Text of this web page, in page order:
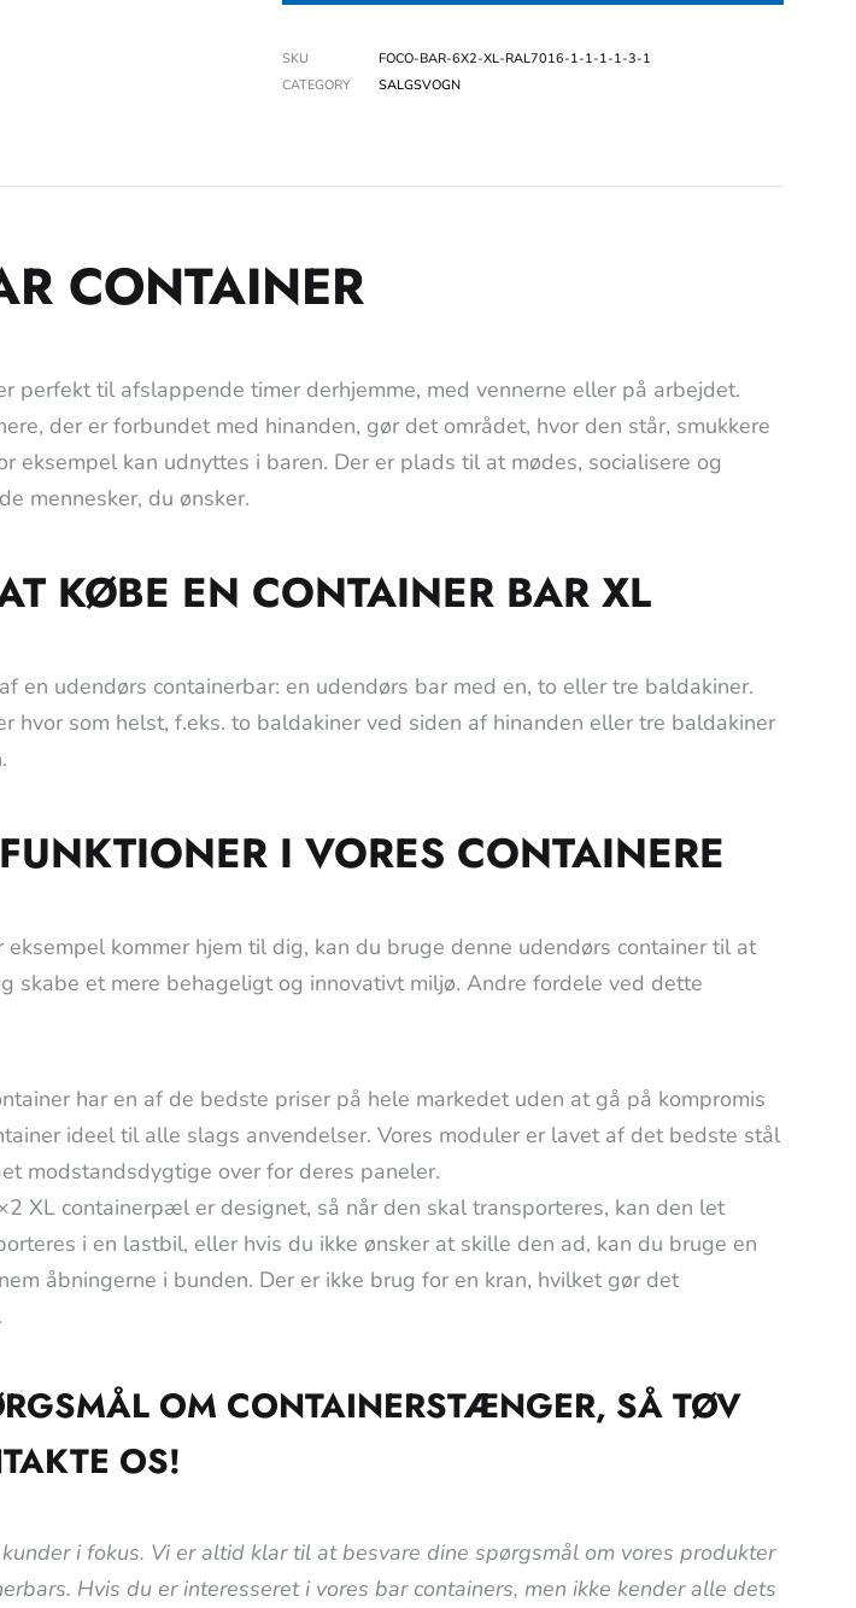
SKU
FOCO-BAR-6X2-XL-RAL7016-1-1-1-1-3-1
CATEGORY
SALGSVOGN
CONTAINER
perfekt til afslappende timer derhjemme, med vennerne eller på arbejdet.
der er forbundet med hinanden, gør det området, hvor den står, smukkere
eksempel kan udnyttes i baren. Der er plads til at mødes, socialisere og
mennesker, du ønsker.
KØBE EN CONTAINER BAR XL
en udendørs containerbar: en udendørs bar med en, to eller tre baldakiner.
hvor som helst, f.eks. to baldakiner ved siden af hinanden eller tre baldakiner
I VORES CONTAINERE
kommer hjem til dig, kan du bruge denne udendørs container til at
skabe et mere behageligt og innovativt miljø. Andre fordele ved dette
har en af de bedste priser på hele markedet uden at gå på kompromis
ideel til alle slags anvendelser. Vores moduler er lavet af det bedste stål
modstandsdygtige over for deres paneler.
XL containerpæl er designet, så når den skal transporteres, kan den let
i en lastbil, eller hvis du ikke ønsker at skille den ad, kan du bruge en
åbningerne i bunden. Der er ikke brug for en kran, hvilket gør det
OM CONTAINERSTÆNGER, SÅ TØV
OS!
i fokus. Vi er altid klar til at besvare dine spørgsmål om vores produkter
Hvis du er interesseret i vores bar containers, men ikke kender alle dets